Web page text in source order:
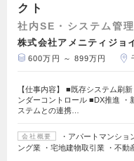
クト
社内SE・システム管理
株式会社アメニティジョ
600万円 ～ 899万円
【仕事内容】 ■既存システム刷
ンダーコントロール ■DX推進 ・
ステムとの連携…
会社概要
・アパートマンシ
ング業 ・宅地建物取引業 ・不動